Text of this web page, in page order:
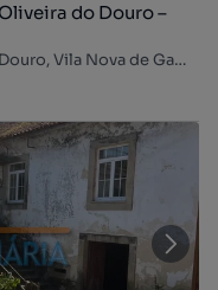
do Douro –
Formigosa - Corredoura, Oliveira do Douro, Vila Nova de Gaia, Porto